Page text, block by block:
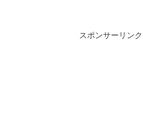
スポンサーリンク